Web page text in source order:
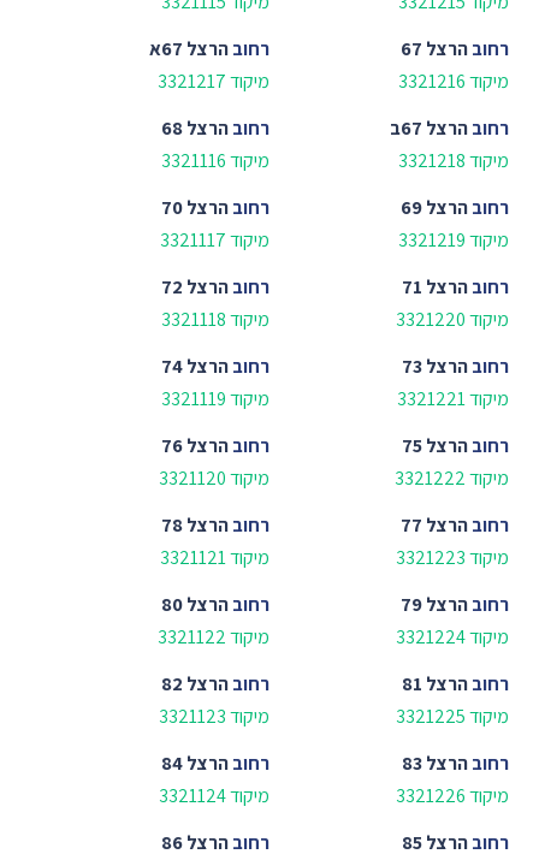
רחובהרצל 67
מיקוד 3321216
רחובהרצל 67א
מיקוד 3321217
רחובהרצל 67ב
מיקוד 3321218
רחובהרצל 68
מיקוד 3321116
רחובהרצל 69
מיקוד 3321219
רחובהרצל 70
מיקוד 3321117
רחובהרצל 71
מיקוד 3321220
רחובהרצל 72
מיקוד 3321118
רחובהרצל 73
מיקוד 3321221
רחובהרצל 74
מיקוד 3321119
רחובהרצל 75
מיקוד 3321222
רחובהרצל 76
מיקוד 3321120
רחובהרצל 77
מיקוד 3321223
רחובהרצל 78
מיקוד 3321121
רחובהרצל 79
מיקוד 3321224
רחובהרצל 80
מיקוד 3321122
רחובהרצל 81
מיקוד 3321225
רחובהרצל 82
מיקוד 3321123
רחובהרצל 83
מיקוד 3321226
רחובהרצל 84
מיקוד 3321124
רחובהרצל 85
רחובהרצל 86